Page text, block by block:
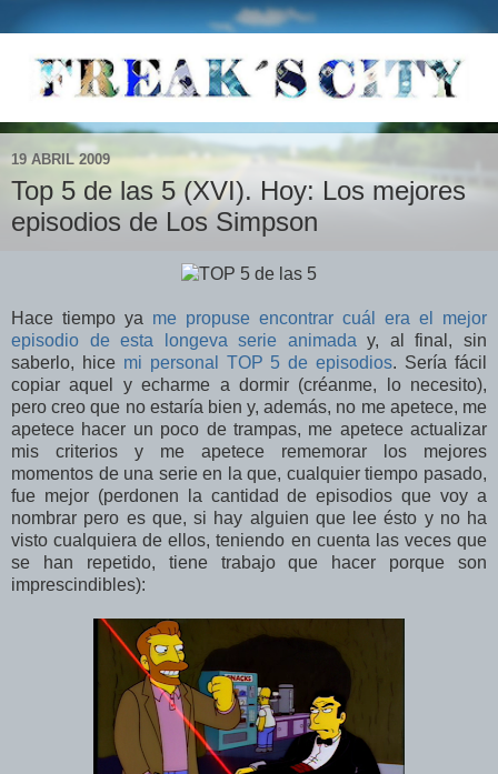
19 ABRIL 2009
Top 5 de las 5 (XVI). Hoy: Los mejores
episodios de Los Simpson
Hace tiempo ya me propuse encontrar cuál era el mejor
episodio de esta longeva serie animada y, al final, sin
saberlo, hice mi personal TOP 5 de episodios. Sería fácil
copiar aquel y echarme a dormir (créanme, lo necesito),
pero creo que no estaría bien y, además, no me apetece, me
apetece hacer un poco de trampas, me apetece actualizar
mis criterios y me apetece rememorar los mejores
momentos de una serie en la que, cualquier tiempo pasado,
fue mejor (perdonen la cantidad de episodios que voy a
nombrar pero es que, si hay alguien que lee ésto y no ha
visto cualquiera de ellos, teniendo en cuenta las veces que
se han repetido, tiene trabajo que hacer porque son
imprescindibles):